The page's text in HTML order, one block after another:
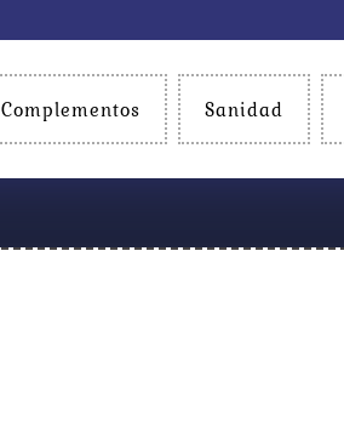
Complementos Sanidad